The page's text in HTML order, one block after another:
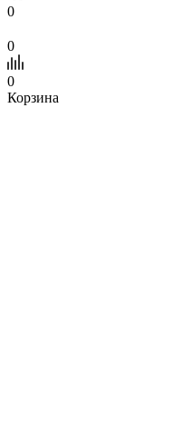
0
0
0
Корзина